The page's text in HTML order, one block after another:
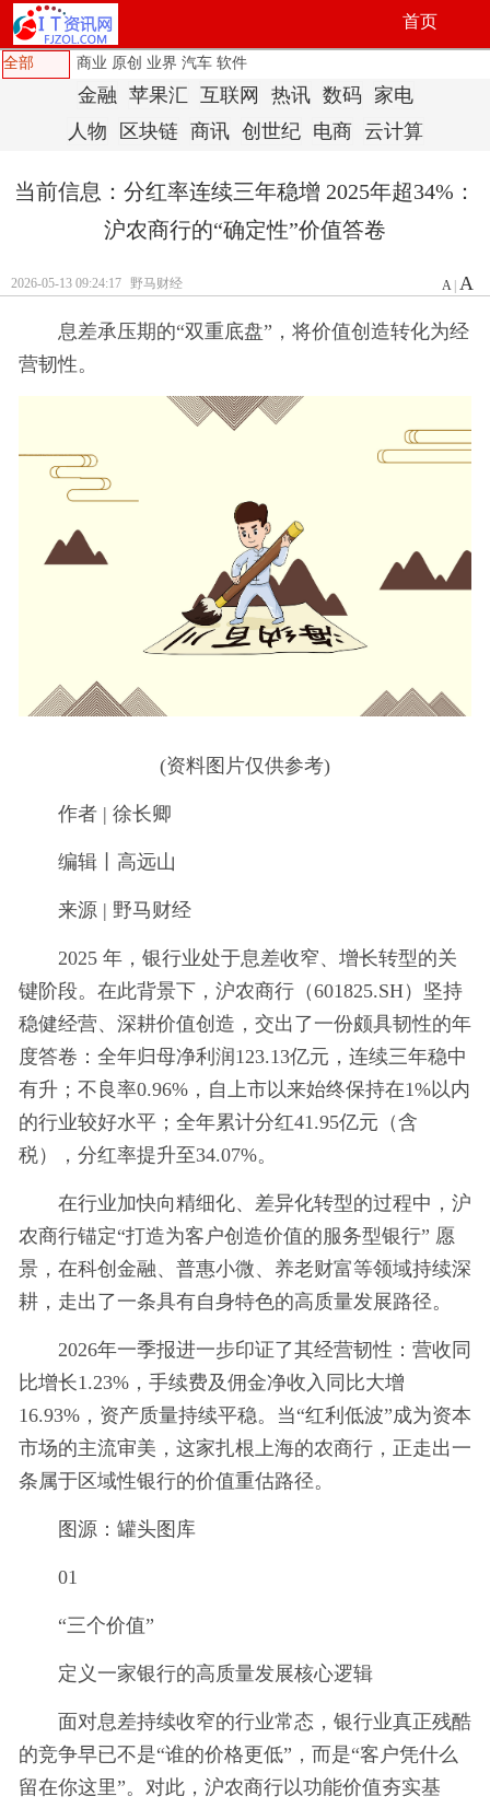
首页
全部 商业 原创 业界 汽车 软件
金融 苹果汇 互联网 热讯 数码
家电
人物
区块链 商讯 创世纪 电商 云计算
当前信息：分红率连续三年稳增 2025年超34%：
沪农商行的“确定性”价值答卷
2026-05-13 09:24:17 野马财经 A| A
息差承压期的“双重底盘”，将价值创造转化为经
营韧性。
(资料图片仅供参考)
作者 | 徐长卿
编辑丨高远山
来源 | 野马财经
2025 年，银行业处于息差收窄、增长转型的关
键阶段。在此背景下，沪农商行（601825.SH）坚持
稳健经营、深耕价值创造，交出了一份颇具韧性的年
度答卷：全年归母净利润123.13亿元，连续三年稳中
有升；不良率0.96%，自上市以来始终保持在1%以内
的行业较好水平；全年累计分红41.95亿元（含
税），分红率提升至34.07%。
在行业加快向精细化、差异化转型的过程中，沪
农商行锚定“打造为客户创造价值的服务型银行” 愿
景，在科创金融、普惠小微、养老财富等领域持续深
耕，走出了一条具有自身特色的高质量发展路径。
2026年一季报进一步印证了其经营韧性：营收同
比增长1.23%，手续费及佣金净收入同比大增
16.93%，资产质量持续平稳。当“红利低波”成为资本
市场的主流审美，这家扎根上海的农商行，正走出一
条属于区域性银行的价值重估路径。
图源：罐头图库
01
“三个价值”
定义一家银行的高质量发展核心逻辑
面对息差持续收窄的行业常态，银行业真正残酷
的竞争早已不是“谁的价格更低”，而是“客户凭什么
留在你这里”。对此，沪农商行以功能价值夯实基